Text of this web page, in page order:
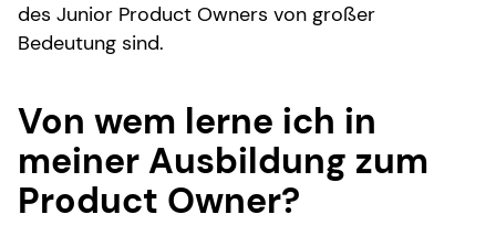
des Junior Product Owners von großer
Bedeutung sind.
Von wem lerne ich in
meiner Ausbildung zum
Product Owner?